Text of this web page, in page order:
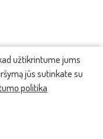
užtikrintume jums
jūs sutinkate su
politika